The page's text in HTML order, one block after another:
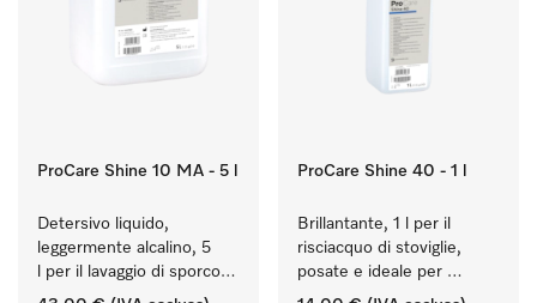
ProCare Shine 10 MA - 5 l
Detersivo liquido,
leggermente alcalino, 5
l per il lavaggio di sporco
leggero su stoviglie,
ProCare Shine 40 - 1 l
Brillantante, 1 l per il
risciacquo di stoviglie,
posate e ideale per
bicchieri.